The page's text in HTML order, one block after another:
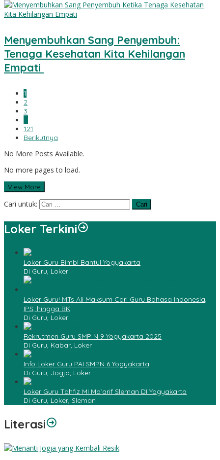
Menyembuhkan Sang Penyembuh:
Tenaga Kesehatan Kita Kehilangan
Empati
1
2
3
…
121
Berikutnya
No More Posts Available.
No more pages to load.
View More
Cari untuk:
Loker Terkini
Loker Guru Bimbl Bantul Yogyakarta
Di Guru, Loker
Loker Guru! MTs Ali Maksum Cari Guru Bahasa Indonesia,
IPS, hingga BK
Di Guru, Loker
Rekrutmen Guru SMP N 9 Yogyakarta 2025
Di Guru, Kabar, Loker
Info Loker Guru PAI SMPN 6 Yogyakarta
Di Guru, Jogja, Loker
Loker Guru Tahfiz MI Ma`arif Sleman DI Yogyakarta
Di Guru, Loker, Sleman
Literasi